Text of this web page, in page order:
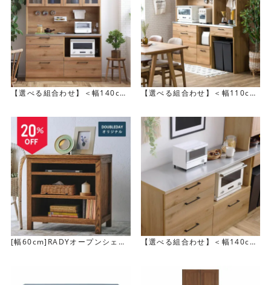
【選べる組合わせ】＜幅140cm
ード
【選べる組合わせ】＜幅110cm
ード
[幅60cm]RADYオープンシェル
【選べる組合わせ】＜幅140cm